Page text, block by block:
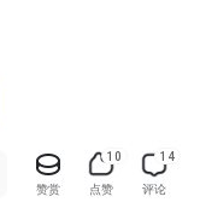
赞赏
10
点赞
14
评论